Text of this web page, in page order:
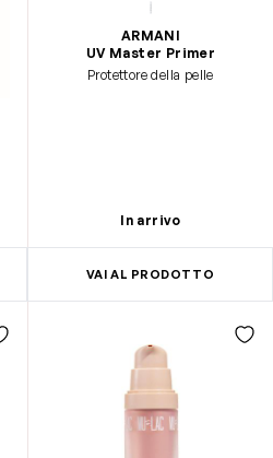
ARMANI
UV Master Primer
Protettore della pelle
In arrivo
VAI AL PRODOTTO